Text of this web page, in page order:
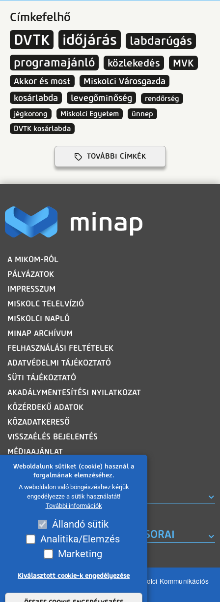
Weboldalunk sütiket (cookie) használ a
forgalmának elemzéséhez.
A weboldalon való böngészéshez kérjük
engedélyezze a sütik használatát!
További információk
Állandó sütik
Analitika/Elemzés
Marketing
Kiválasztott cookie-k engedélyezése
Címkefelhő
DVTK időjárás
labdarúgás
programajánló
közlekedés MVK
Akkor és most
Miskolci Városgazda
kosárlabda
levegőminőség
rendőrség
jégkorong
Miskolci Egyetem
ünnep
DVTK kosárlabda
TOVÁBBI CÍMKÉK
LÁBLÉC
A MIKOM-RÓL
PÁLYÁZATOK
IMPRESSZUM
MISKOLC TELELVÍZIÓ
MISKOLCI NAPLÓ
MINAP ARCHÍVUM
FELHASZNÁLÁSI FELTÉTELEK
ADATVÉDELMI TÁJÉKOZTATÓ
SÜTI TÁJÉKOZTATÓ
AKADÁLYMENTESÍTÉSI NYILATKOZAT
KÖZÉRDEKŰ ADATOK
KÖZADATKERESŐ
VISSZAÉLÉS BEJELENTÉS
MÉDIAAJÁNLAT
OLDALTÉRKÉP
ROVATOK
A MISKOLC TV KORÁBBI MŰSORAI
Minden jog fenntartva 2026 © MIKOM Miskolci Kommunikációs
Nonprofit Kft.